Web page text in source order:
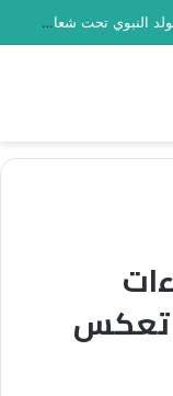
الملتقى العلمائي العالمي يدعو إلى إحياء المولد النبوي تحت شعار “رحماء بينهم”
تعكس